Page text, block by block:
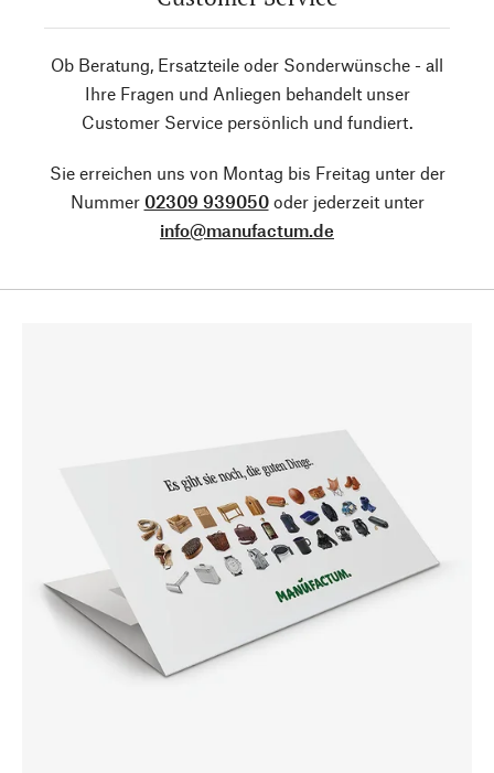
Ob Beratung, Ersatzteile oder Sonderwünsche - all
Ihre Fragen und Anliegen behandelt unser
Customer Service persönlich und fundiert.
Sie erreichen uns von Montag bis Freitag unter der
Nummer 02309 939050oder jederzeit unter
info@manufactum.de